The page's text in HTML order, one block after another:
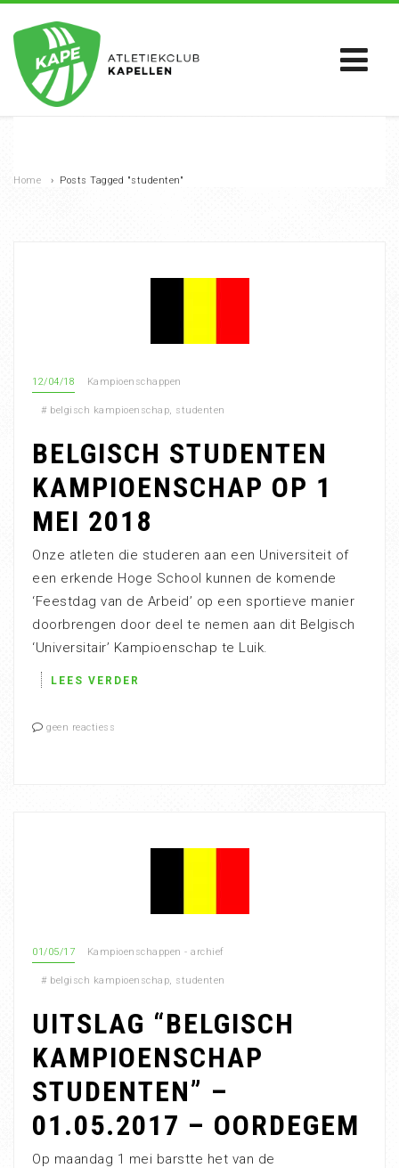
Home › Posts Tagged "studenten"
12/04/18 Kampioenschappen
# belgisch kampioenschap, studenten
BELGISCH STUDENTEN
KAMPIOENSCHAP OP 1
MEI 2018
Onze atleten die studeren aan een Universiteit of
een erkende Hoge School kunnen de komende
‘Feestdag van de Arbeid’ op een sportieve manier
doorbrengen door deel te nemen aan dit Belgisch
‘Universitair’ Kampioenschap te Luik.
LEES VERDER
geen reactiess
01/05/17 Kampioenschappen - archief
# belgisch kampioenschap, studenten
UITSLAG “BELGISCH
KAMPIOENSCHAP
STUDENTEN” –
01.05.2017 – OORDEGEM
Op maandag 1 mei barstte het van de